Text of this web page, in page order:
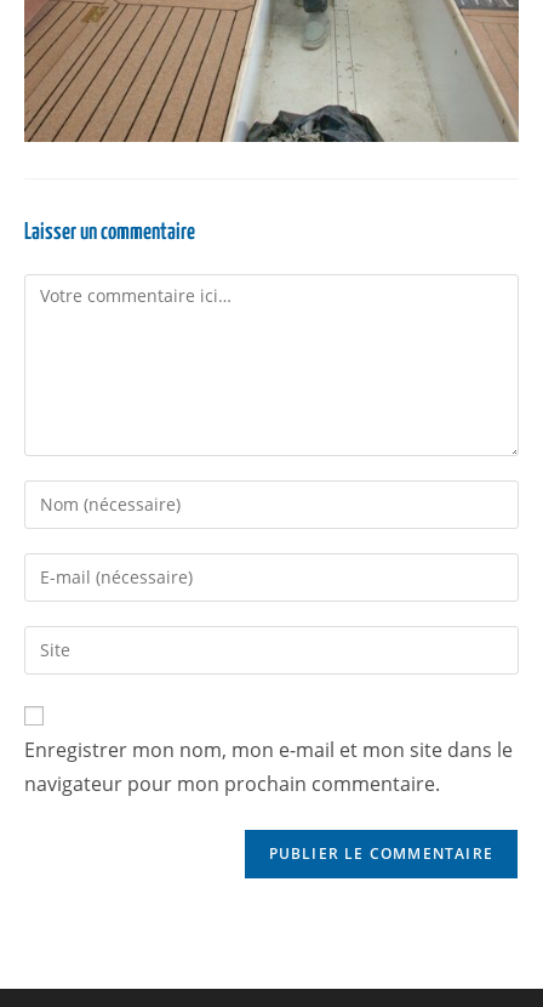
Laisser un commentaire
Enregistrer mon nom, mon e-mail et mon site dans le
navigateur pour mon prochain commentaire.